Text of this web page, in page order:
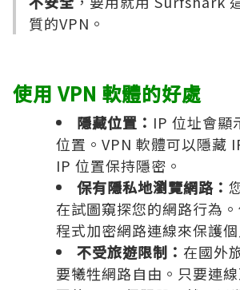
質的VPN。
使用 VPN 軟體的好處
隱藏位置： IP 位址會顯
位置。VPN 軟體可以隱藏
IP 位置保持隱密。
保有隱私地瀏覽網路：
在試圖窺探您的網路行為
程式加密網路連線來保護個
不受旅遊限制： 在國外
要犧牲網路自由。只要連